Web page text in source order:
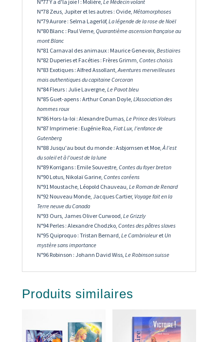
N°77 Y a d'la joie ! : Molière, Le Médecin volant
N°78 Zeus, Jupiter et les autres : Ovide, Métamorphoses
N°79 Aurore : Selma Lagerlöf, La légende de la rose de Noël
N°80 Blanc : Paul Verne, Quarantième ascension française au
mont Blanc
N°81 Carnaval des animaux : Maurice Genevoix, Bestiaires
N°82 Duperies et Facéties : Frères Grimm, Contes choisis
N°83 Exotiques : Alfred Assollant,Aventures merveilleuses
mais authentiques du capitaine Corcoran
N°84 Fleurs : Julie Lavergne, Le Pavot bleu
N°85 Guet-apens : Arthur Conan Doyle, L'Association des
hommes roux
N°86 Hors-la-loi : Alexandre Dumas, Le Prince des Voleurs
N°87 Imprimerie : Eugénie Roa, Fiat Lux, l'enfance de
Gutenberg
N°88 Jusqu'au bout du monde : Asbjornsen et Moe,À l'est
du soleil et à l'ouest de la lune
N°89 Korrigans : Emile Souvestre, Contes du foyer breton
N°90 Lotus, Nikolaï Garine, Contes coréens
N°91 Moustache, Léopold Chauveau, Le Roman de Renard
N°92 Nouveau Monde, Jacques Cartier, Voyage fait en la
Terre neuve du Canada
N°93 Ours, James Oliver Curwood, Le Grizzly
N°94 Perles : Alexandre Chodzko, Contes des pâtres slaves
N°95 Quiproquo : Tristan Bernard, Le Cambrioleuret Un
mystère sans importance
N°96 Robinson : Johann David Wiss, Le Robinson suisse
Produits similaires